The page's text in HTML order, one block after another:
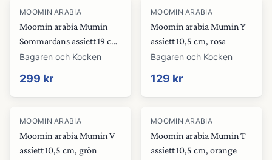
MOOMIN ARABIA
Moomin arabia Mumin
Sommardans assiett 19 cm,
flerfärgad
Bagaren och Kocken
299 kr
MOOMIN ARABIA
Moomin arabia Mumin Y
assiett 10,5 cm, rosa
Bagaren och Kocken
129 kr
MOOMIN ARABIA
Moomin arabia Mumin V
assiett 10,5 cm, grön
MOOMIN ARABIA
Moomin arabia Mumin T
assiett 10,5 cm, orange